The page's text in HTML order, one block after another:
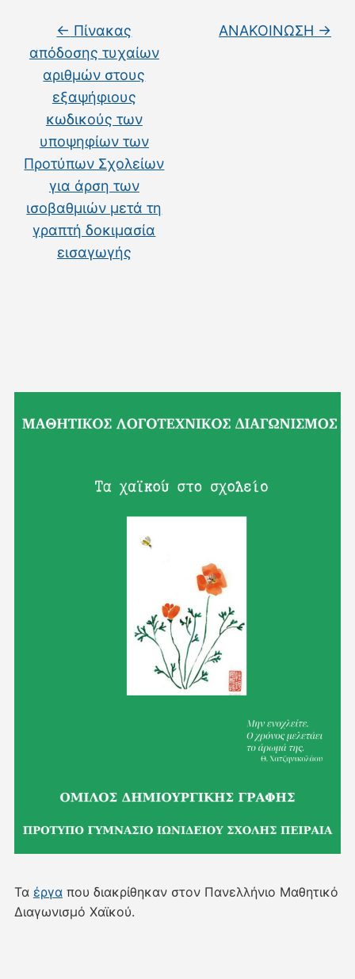
Τα έργαπου διακρίθηκαν στον Πανελλήνιο Μαθητικό
Διαγωνισμό Χαϊκού.
← Πίνακας
απόδοσης τυχαίων
αριθμών στους
εξαψήφιους
κωδικούς των
υποψηφίων των
Προτύπων Σχολείων
για άρση των
ισοβαθμιών μετά τη
γραπτή δοκιμασία
εισαγωγής
ΑΝΑΚΟΙΝΩΣΗ →